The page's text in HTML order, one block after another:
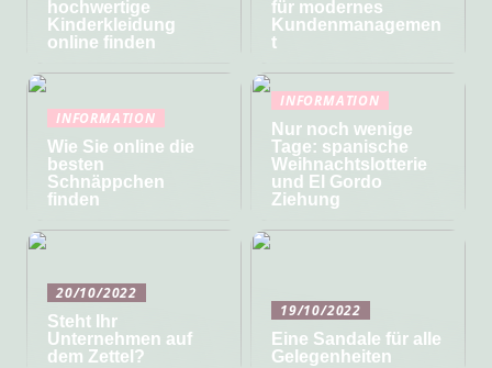
hochwertige
Kinderkleidung
online finden
für modernes
Kundenmanagemen
t
INFORMATION
Wie Sie online die
besten
Schnäppchen
finden
INFORMATION
Nur noch wenige
Tage: spanische
Weihnachtslotterie
und El Gordo
Ziehung
20/10/2022
Steht Ihr
Unternehmen auf
dem Zettel?
19/10/2022
Eine Sandale für alle
Gelegenheiten